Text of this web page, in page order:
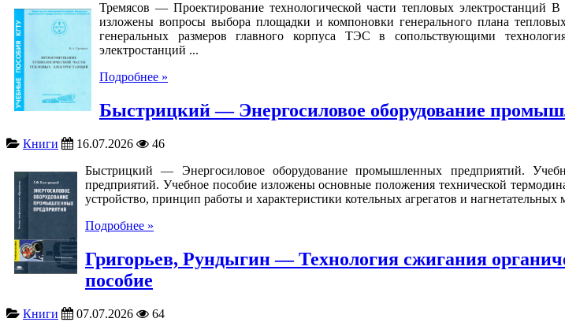
Тремясов — Проектирование технологической части тепловых электростанций
изложены вопросы выбора площадки и компоновки генерального плана
генеральных размеров главного корпуса ТЭС в сопольствующими
электростанций ...
Подробнее »
Быстрицкий — Энергосиловое оборудование
Книги 16.07.2026
46
Быстрицкий — Энергосиловое оборудование промышленных предприятий.
предприятий. Учебное пособие изложены основные положения технической
устройство, принцип работы и характеристики котельных агрегатов и
Подробнее »
Григорьев, Рундыгин — Технология сжигания
пособие
Книги 07.07.2026
64